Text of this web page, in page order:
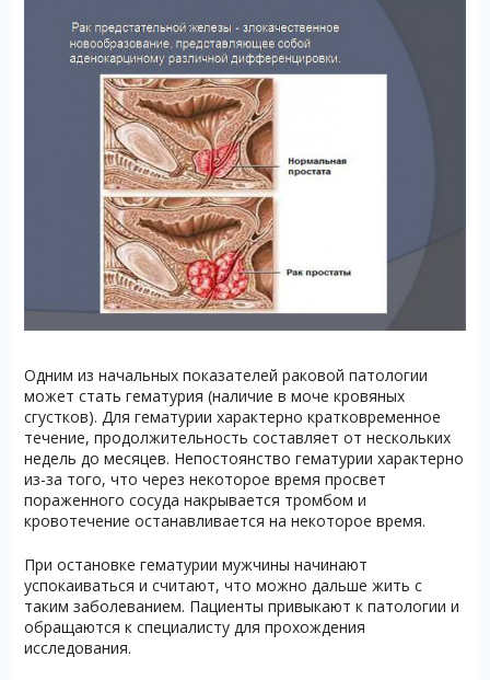
Одним из начальных показателей раковой патологии
может стать гематурия (наличие в моче кровяных
сгустков). Для гематурии характерно кратковременное
течение, продолжительность составляет от нескольких
недель до месяцев. Непостоянство гематурии характерно
из-за того, что через некоторое время просвет
пораженного сосуда накрывается тромбом и
кровотечение останавливается на некоторое время.
При остановке гематурии мужчины начинают
успокаиваться и считают, что можно дальше жить с
таким заболеванием. Пациенты привыкают к патологии и
обращаются к специалисту для прохождения
исследования.